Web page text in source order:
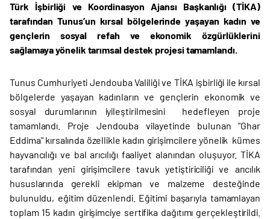
Türk İşbirliği ve Koordinasyon Ajansı Başkanlığı (TİKA)
tarafından Tunus’un kırsal bölgelerinde yaşayan kadın ve
gençlerin sosyal refah ve ekonomik özgürlüklerini
sağlamaya yönelik tarımsal destek projesi tamamlandı.
Tunus Cumhuriyeti Jendouba Valiliği ve TİKA işbirliği ile kırsal
bölgelerde yaşayan kadınların ve gençlerin ekonomik ve
sosyal durumlarının iyileştirilmesini hedefleyen proje
tamamlandı. Proje Jendouba vilayetinde bulunan "Ghar
Eddima" kırsalında özellikle kadın girişimcilere yönelik kümes
hayvancılığı ve bal arıcılığı faaliyet alanından oluşuyor. TİKA
tarafından yeni girişimcilere tavuk yetiştiriciliği ve arıcılık
hususlarında gerekli ekipman ve malzeme desteğinde
bulunuldu, eğitim düzenlendi. Eğitimi başarıyla tamamlayan
toplam 15 kadın girişimciye sertifika dağıtımı gerçekleştirildi.